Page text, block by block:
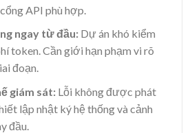
API phù hợp.
ngay từ đầu:Dự án khó kiểm
token. Cần giới hạn phạm vi rõ
đoạn.
giám sát:Lỗi không được phát
lập nhật ký hệ thống và cảnh
đầu.